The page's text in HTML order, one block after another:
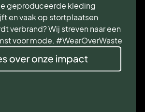
geproduceerde kleding
en vaak op stortplaatsen
verbrand? Wij streven naar een
voor mode. #WearOverWaste